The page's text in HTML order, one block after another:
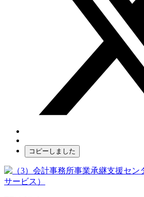
コピーしました